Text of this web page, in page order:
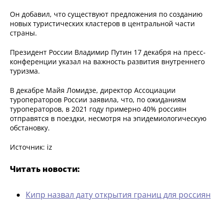
Он добавил, что существуют предложения по созданию
новых туристических кластеров в центральной части
страны.
Президент России Владимир Путин 17 декабря на пресс-
конференции указал на важность развития внутреннего
туризма.
В декабре Майя Ломидзе, директор Ассоциации
туроператоров России заявила, что, по ожиданиям
туроператоров, в 2021 году примерно 40% россиян
отправятся в поездки, несмотря на эпидемиологическую
обстановку.
Источник: iz
Читать новости:
Кипр назвал дату открытия границ для россиян